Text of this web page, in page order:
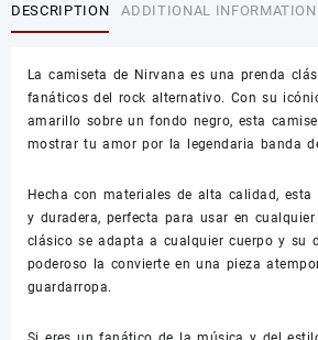
DESCRIPTION ADDITIONAL INFORMATION
La camiseta de Nirvana es una prenda
fanáticos del rock alternativo. Con su
amarillo sobre un fondo negro, esta
mostrar tu amor por la legendaria banda
Hecha con materiales de alta calidad, esta
y duradera, perfecta para usar en
clásico se adapta a cualquier cuerpo y su
poderoso la convierte en una pieza
guardarropa.